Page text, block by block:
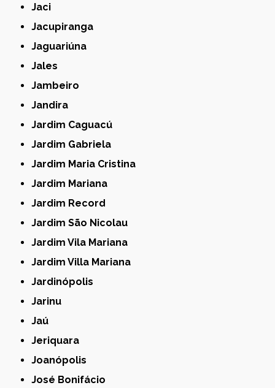
Jaci
Jacupiranga
Jaguariúna
Jales
Jambeiro
Jandira
Jardim Caguacú
Jardim Gabriela
Jardim Maria Cristina
Jardim Mariana
Jardim Record
Jardim São Nicolau
Jardim Vila Mariana
Jardim Villa Mariana
Jardinópolis
Jarinu
Jaú
Jeriquara
Joanópolis
José Bonifácio